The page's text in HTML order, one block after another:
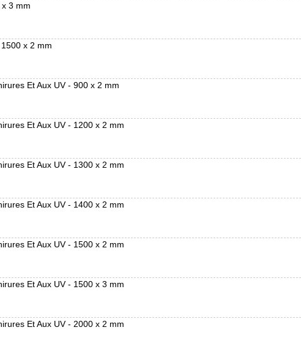
3 mm
x 2 mm
Et Aux UV - 900 x 2 mm
Et Aux UV - 1200 x 2 mm
Et Aux UV - 1300 x 2 mm
Et Aux UV - 1400 x 2 mm
Et Aux UV - 1500 x 2 mm
Et Aux UV - 1500 x 3 mm
Et Aux UV - 2000 x 2 mm